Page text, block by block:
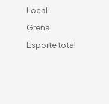
Local
Grenal
Esporte total